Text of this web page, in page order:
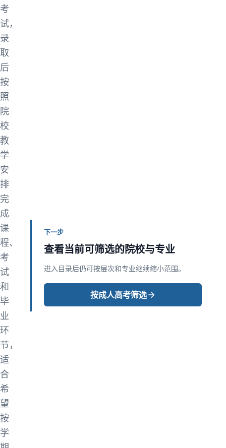
考
试，
录
取
后
按
照
院
校
教
学
安
排
完
成
课
程、
考
试
和
毕
业
环
节，
适
合
希
望
按
学
下一步
查看当前可筛选的院校与专业
进入目录后仍可按层次和专业继续缩小范围。
按成人高考筛选